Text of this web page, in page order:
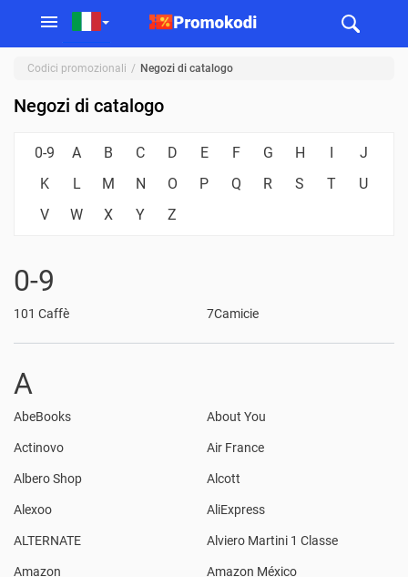
Codici promozionali Negozi di catalogo
Negozi di catalogo
0-9 A B C D E F G H I
J
K
L M N O P Q R S T
U
V
W X Y Z
0-9
101 Caffè 7Camicie
A
AbeBooks About You
Actinovo Air France
Albero Shop Alcott
Alexoo AliExpress
ALTERNATE Alviero Martini 1 Classe
Amazon Amazon México